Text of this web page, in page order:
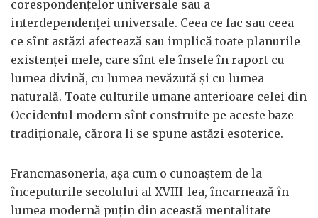
corespondenţelor universale sau a
interdependenţei universale. Ceea ce fac sau ceea
ce sînt astăzi afectează sau implică toate planurile
existenţei mele, care sînt ele însele în raport cu
lumea divină, cu lumea nevăzută şi cu lumea
naturală. Toate culturile umane anterioare celei din
Occidentul modern sînt construite pe aceste baze
tradiţionale, cărora li se spune astăzi esoterice.
Francmasoneria, aşa cum o cunoaştem de la
începuturile secolului al XVIII-lea, încarnează în
lumea modernă puţin din această mentalitate